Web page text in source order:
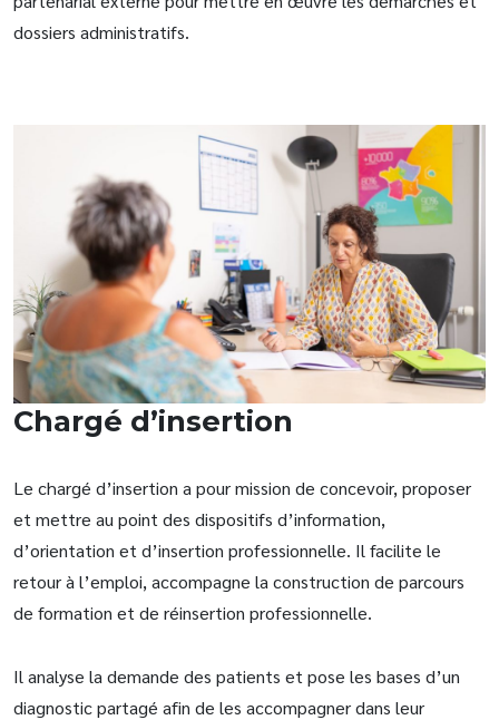
dossiers administratifs.
Chargé d’insertion
Le chargé d’insertion a pour mission de concevoir, proposer
et mettre au point des dispositifs d’information,
d’orientation et d’insertion professionnelle. Il facilite le
retour à l’emploi, accompagne la construction de parcours
de formation et de réinsertion professionnelle.
Il analyse la demande des patients et pose les bases d’un
diagnostic partagé afin de les accompagner dans leur